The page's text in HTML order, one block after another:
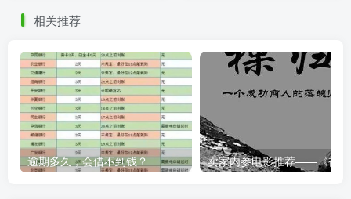
相关推荐
逾期多久，会借不到钱？